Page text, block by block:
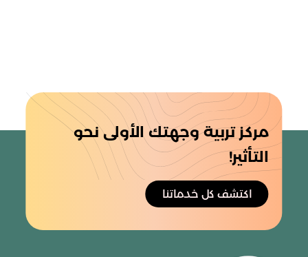
مركز تربية وجهتك الأولى نحو
التأثير!
اكتشف كل خدماتنا